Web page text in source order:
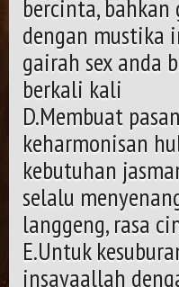
bercinta,
dengan mustika
gairah sex anda
berkali kali
D.Membuat
keharmonisan
kebutuhan
selalu
langgeng, rasa
E.Untuk
insayaallah